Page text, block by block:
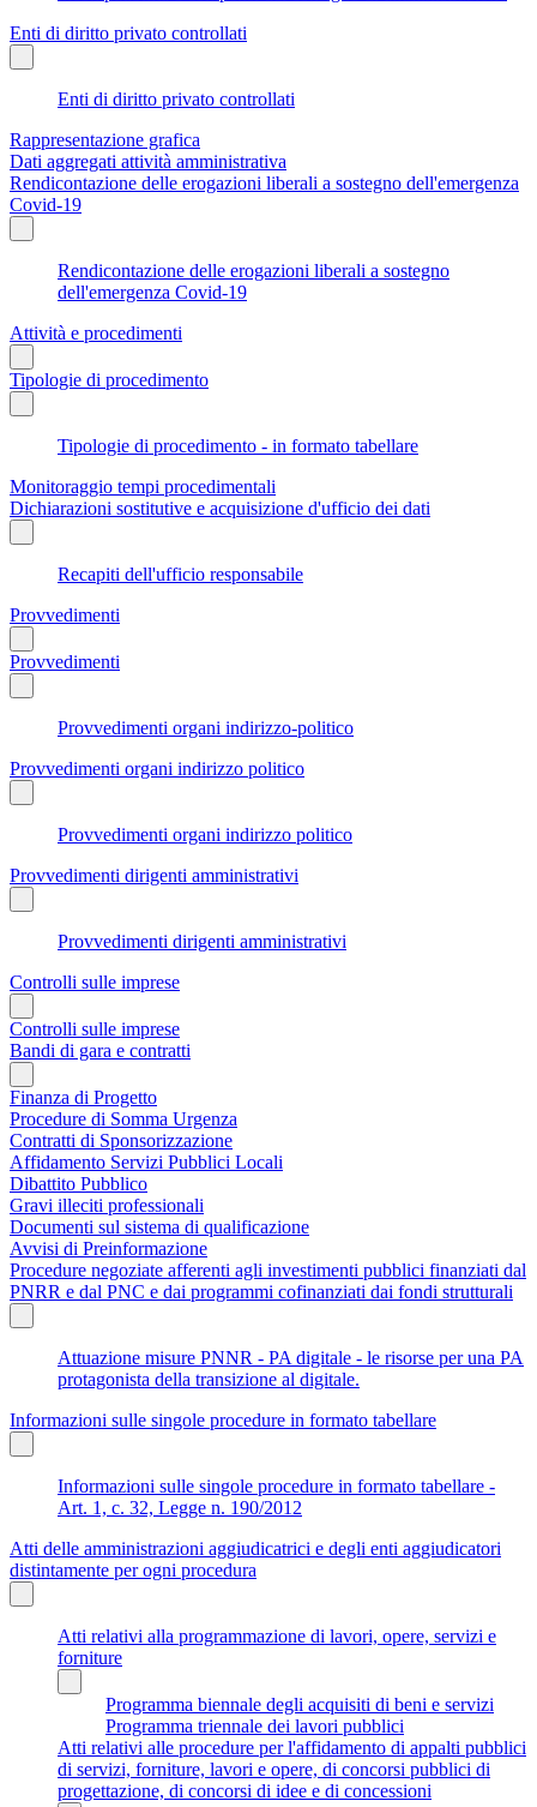
Enti di diritto privato controllati
Enti di diritto privato controllati
Rappresentazione grafica
Dati aggregati attività amministrativa
Rendicontazione delle erogazioni liberali a sostegno dell'emergenza
Covid-19
Rendicontazione delle erogazioni liberali a sostegno
dell'emergenza Covid-19
Attività e procedimenti
Tipologie di procedimento
Tipologie di procedimento - in formato tabellare
Monitoraggio tempi procedimentali
Dichiarazioni sostitutive e acquisizione d'ufficio dei dati
Recapiti dell'ufficio responsabile
Provvedimenti
Provvedimenti
Provvedimenti organi indirizzo-politico
Provvedimenti organi indirizzo politico
Provvedimenti organi indirizzo politico
Provvedimenti dirigenti amministrativi
Provvedimenti dirigenti amministrativi
Controlli sulle imprese
Controlli sulle imprese
Bandi di gara e contratti
Finanza di Progetto
Procedure di Somma Urgenza
Contratti di Sponsorizzazione
Affidamento Servizi Pubblici Locali
Dibattito Pubblico
Gravi illeciti professionali
Documenti sul sistema di qualificazione
Avvisi di Preinformazione
Procedure negoziate afferenti agli investimenti pubblici finanziati dal
PNRR e dal PNC e dai programmi cofinanziati dai fondi strutturali
Attuazione misure PNNR - PA digitale - le risorse per una PA
protagonista della transizione al digitale.
Informazioni sulle singole procedure in formato tabellare
Informazioni sulle singole procedure in formato tabellare -
Art. 1, c. 32, Legge n. 190/2012
Atti delle amministrazioni aggiudicatrici e degli enti aggiudicatori
distintamente per ogni procedura
Atti relativi alla programmazione di lavori, opere, servizi e
forniture
Programma biennale degli acquisiti di beni e servizi
Programma triennale dei lavori pubblici
Atti relativi alle procedure per l'affidamento di appalti pubblici
di servizi, forniture, lavori e opere, di concorsi pubblici di
progettazione, di concorsi di idee e di concessioni